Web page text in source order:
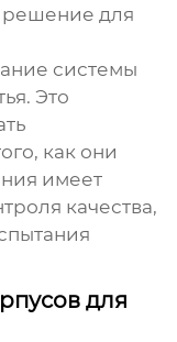
решение для
системы
Это
как они
имеет
качества,
для